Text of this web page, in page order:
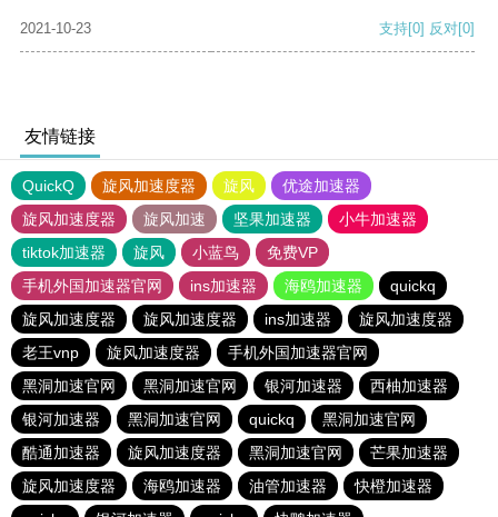
2021-10-23 支持[0] 反对[0]
友情链接
QuickQ 旋风加速度器 旋风
优途加速器
旋风加速度器
旋风加速 坚果加速器
小牛加速器
tiktok加速器
旋风 小蓝鸟
免费VP
手机外国加速器官网
ins加速器 海鸥加速器
quickq
旋风加速度器
旋风加速度器 ins加速器
旋风加速度器
老王vnp
旋风加速度器
手机外国加速器官网
黑洞加速官网
黑洞加速官网 银河加速器
西柚加速器
银河加速器
黑洞加速官网 quickq
黑洞加速官网
酷通加速器
旋风加速度器 黑洞加速官网
芒果加速器
旋风加速度器
海鸥加速器 油管加速器
快橙加速器